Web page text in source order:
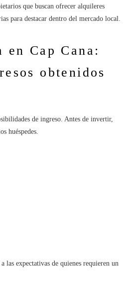
que buscan ofrecer alquileres
para destacar dentro del mercado local.
Cap Cana:
obtenidos
de ingreso. Antes de invertir,
huéspedes.
las expectativas de quienes requieren un